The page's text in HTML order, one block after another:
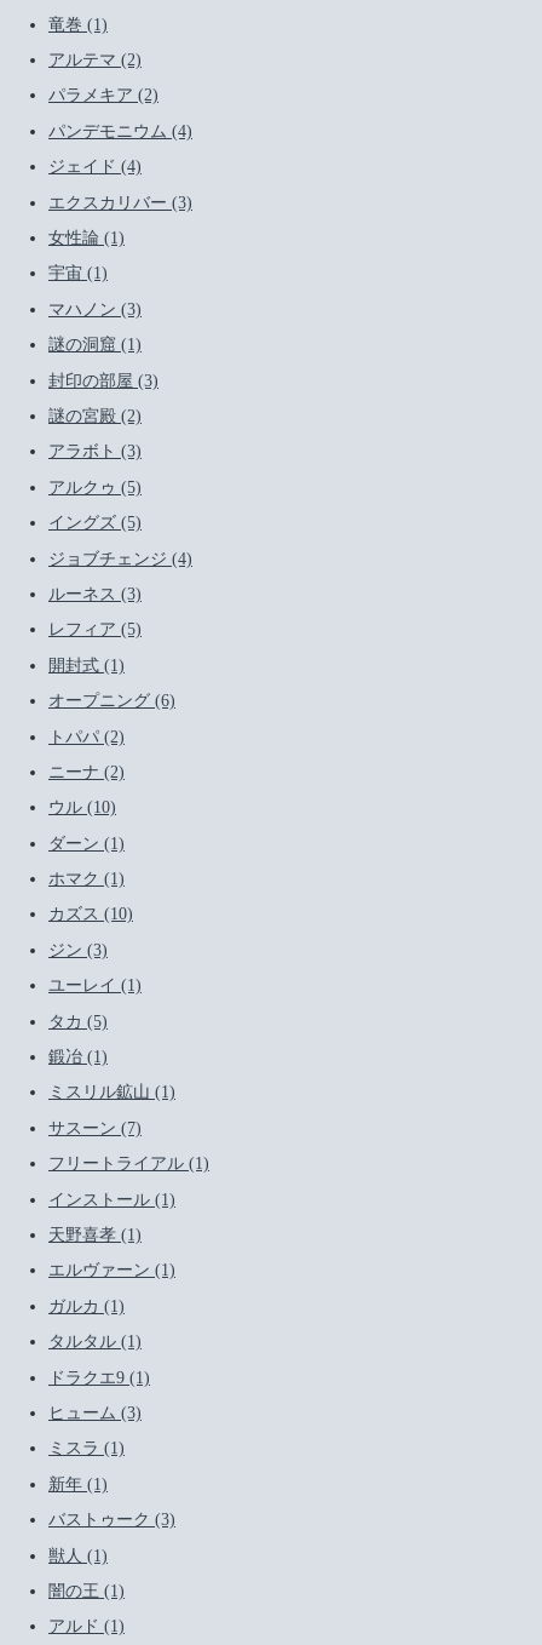
竜巻 (1)
アルテマ (2)
パラメキア (2)
パンデモニウム (4)
ジェイド (4)
エクスカリバー (3)
女性論 (1)
宇宙 (1)
マハノン (3)
謎の洞窟 (1)
封印の部屋 (3)
謎の宮殿 (2)
アラボト (3)
アルクゥ (5)
イングズ (5)
ジョブチェンジ (4)
ルーネス (3)
レフィア (5)
開封式 (1)
オープニング (6)
トパパ (2)
ニーナ (2)
ウル (10)
ダーン (1)
ホマク (1)
カズス (10)
ジン (3)
ユーレイ (1)
タカ (5)
鍛冶 (1)
ミスリル鉱山 (1)
サスーン (7)
フリートライアル (1)
インストール (1)
天野喜孝 (1)
エルヴァーン (1)
ガルカ (1)
タルタル (1)
ドラクエ9 (1)
ヒューム (3)
ミスラ (1)
新年 (1)
バストゥーク (3)
獣人 (1)
闇の王 (1)
アルド (1)